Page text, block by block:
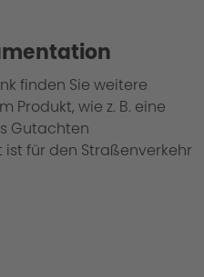
finden Sie weitere
Produkt, wie z. B. eine
Gutachten
für den Straßenverkehr